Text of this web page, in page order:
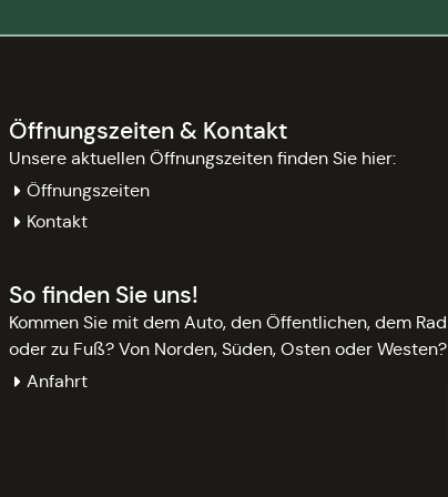
Öffnungszeiten & Kontakt
Unsere aktuellen Öffnungszeiten finden Sie hier:
Öffnungszeiten
Kontakt
So finden Sie uns!
Kommen Sie mit dem Auto, den Öffentlichen, dem Rad
oder zu Fuß? Von Norden, Süden, Osten oder Westen?
Anfahrt